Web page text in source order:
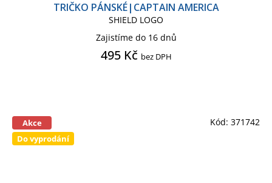
TRIČKO PÁNSKÉ|CAPTAIN AMERICA
SHIELD LOGO
Zajistíme do 16 dnů
495 Kč bez DPH
Akce
Do vyprodání
Kód: 371742